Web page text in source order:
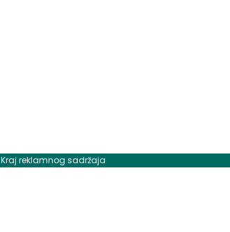
Kraj reklamnog sadržaja